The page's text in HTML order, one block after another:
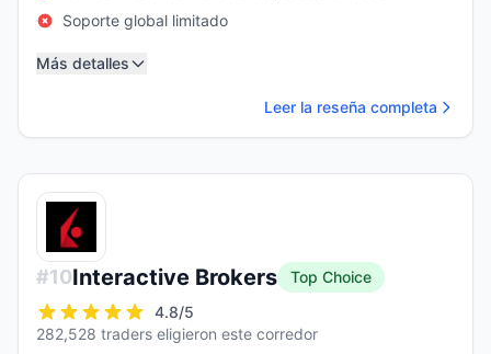
Soporte global limitado
Más detalles
Leer la reseña completa
#10Interactive Brokers
Top Choice
4.8/5
282,528 traders eligieron este corredor